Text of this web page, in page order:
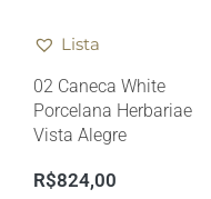
Lista
02 Caneca White
Porcelana Herbariae
Vista Alegre
R$824,00